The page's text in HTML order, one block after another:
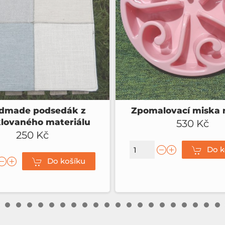
Zpomalovací miska růžová
530 Kč
Do košíku